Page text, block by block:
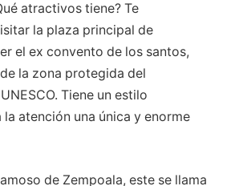
atractivos tiene? Te
la plaza principal de
el ex convento de los santos,
la zona protegida del
Tiene un estilo
atención una única y enorme
de Zempoala, este se llama